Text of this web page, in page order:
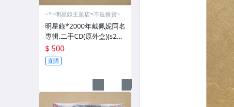
~*~明星錄主題店=不退換貨~
明星錄*2000年戴佩妮同名
專輯.二手CD(原外盒)(s22
0)
$ 500
直購